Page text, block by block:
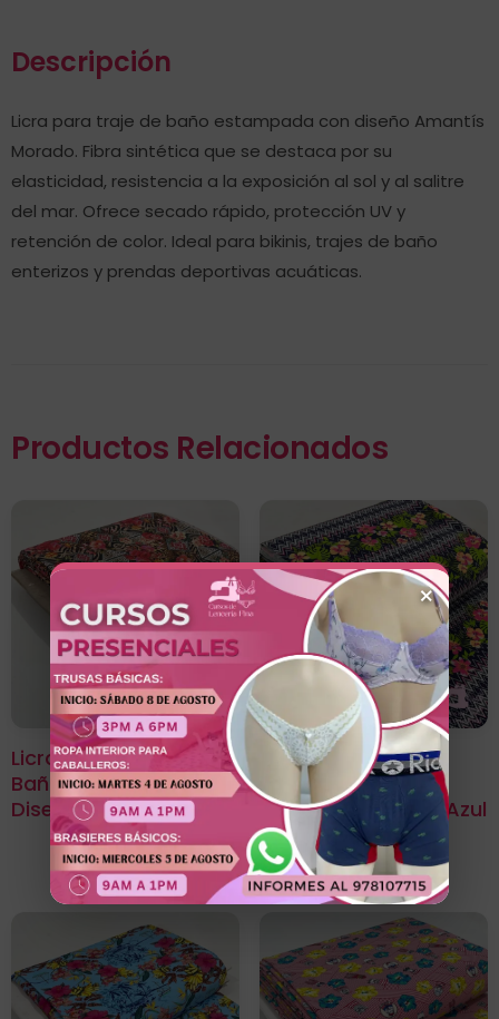
Descripción
Licra para traje de baño estampada con diseño Amantís
Morado. Fibra sintética que se destaca por su
elasticidad, resistencia a la exposición al sol y al salitre
del mar. Ofrece secado rápido, protección UV y
retención de color. Ideal para bikinis, trajes de baño
enterizos y prendas deportivas acuáticas.
Productos Relacionados
Licra Para Traje De
Baño Estampada
Diseño Zebra Beige
Licra Para Traje De
Baño Estampada
Diseño Orquídeas Azul
Noche
×